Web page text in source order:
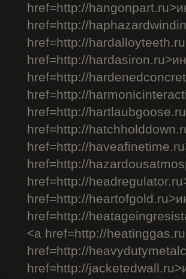
href=http://
href=http://
href=http://
href=http://
href=http://
href=http://
href=http://
href=http://
href=http://
href=http://
href=http://
href=http://
href=http://
<a href=http://
href=http://
href=http://